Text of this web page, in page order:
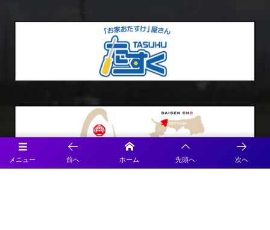
メニュー 前へ ホーム 先頭へ 次へ